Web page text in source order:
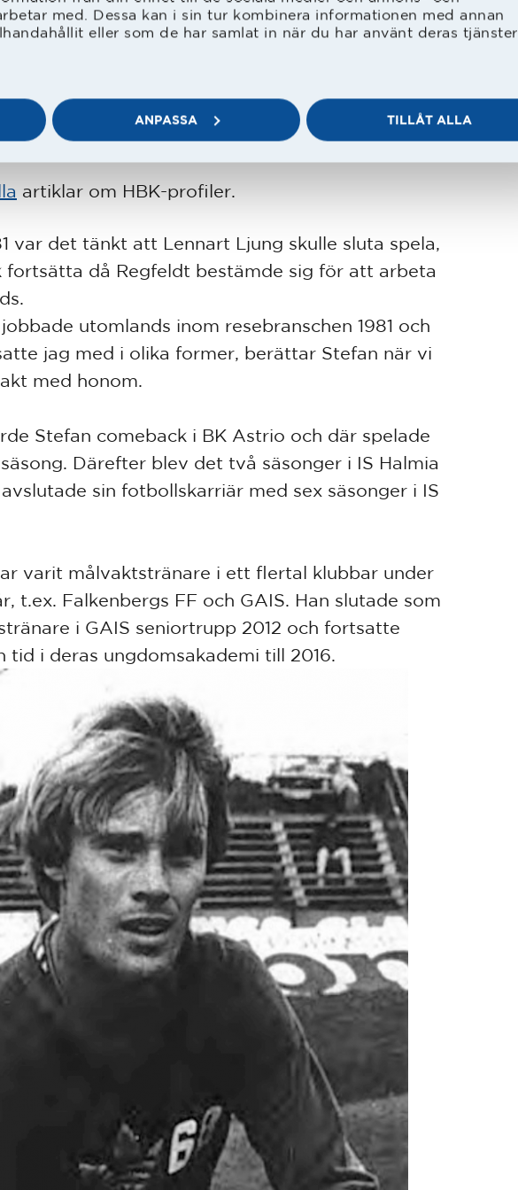
med. Dessa kan i sin tur kombinera informationen med annan
eller som de har samlat in när du har använt deras tjänster.
ANPASSA TILLÅT ALLA
Amberntsson, Mats Jingblad, Ingemar Järdler, Hans Selander,
Nils-Olof Pettersson, Sigge Johansson.
totalt 13 matcher och fem nollor för
det här året.
artiklar om HBK-profiler.
var det tänkt att Lennart Ljung skulle sluta spela,
fortsätta då Regfeldt bestämde sig för att arbeta
utomlands inom resebranschen 1981 och
jag med i olika former, berättar Stefan när vi
med honom.
Stefan comeback i BK Astrio och där spelade
Därefter blev det två säsonger i IS Halmia
sin fotbollskarriär med sex säsonger i IS
varit målvaktstränare i ett flertal klubbar under
t.ex. Falkenbergs FF och GAIS. Han slutade som
i GAIS seniortrupp 2012 och fortsatte
tid i deras ungdomsakademi till 2016.